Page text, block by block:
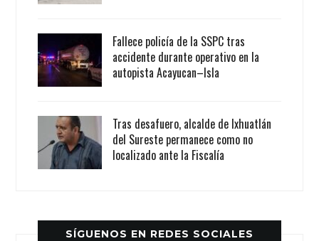
Fallece policía de la SSPC tras
accidente durante operativo en la
autopista Acayucan–Isla
Tras desafuero, alcalde de Ixhuatlán
del Sureste permanece como no
localizado ante la Fiscalía
SÍGUENOS EN REDES SOCIALES